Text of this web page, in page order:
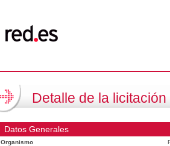
Detalle de la licitación
Datos Generales
Organismo